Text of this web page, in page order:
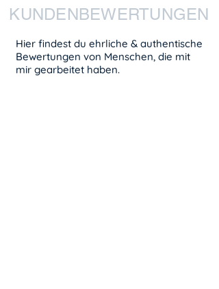
KUNDENBEWERTUNGEN
Hier findest du ehrliche & authentische
Bewertungen von Menschen, die mit
mir gearbeitet haben.